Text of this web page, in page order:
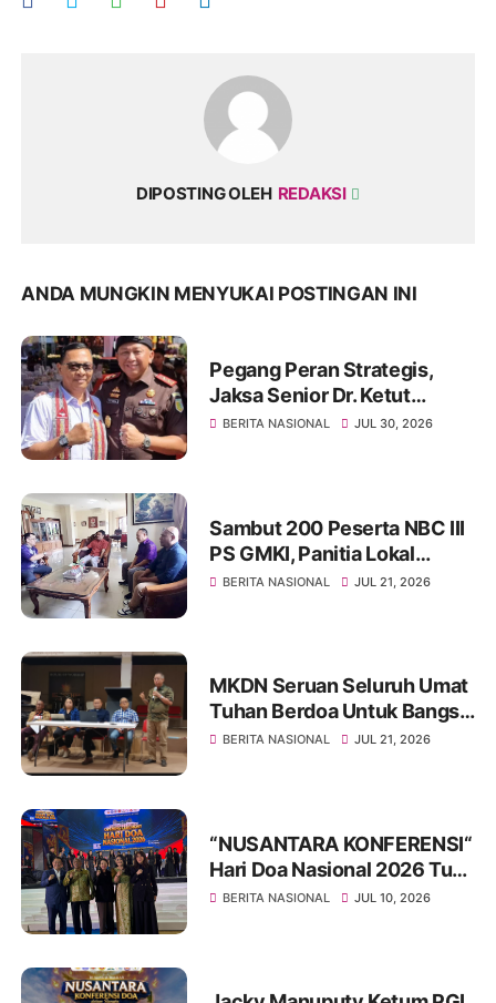
DIPOSTING OLEH REDAKSI
ANDA MUNGKIN MENYUKAI POSTINGAN INI
Pegang Peran Strategis,
Jaksa Senior Dr. Ketut
Sumedana, SH., MH., Resmi
BERITA NASIONAL JUL 30, 2026
Sambut 200 Peserta NBC III
PS GMKI, Panitia Lokal
Audiensi ke Sinode GKPB
BERITA NASIONAL JUL 21, 2026
MKDN Seruan Seluruh Umat
Tuhan Berdoa Untuk Bangsa
Indonesia
BERITA NASIONAL JUL 21, 2026
“NUSANTARA KONFERENSI“
Hari Doa Nasional 2026 Tuai
Sukses Di Gelar Di
BERITA NASIONAL JUL 10, 2026